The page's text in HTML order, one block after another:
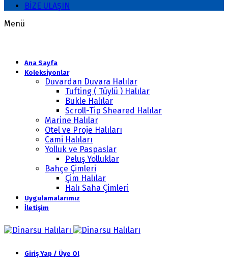
BİZE ULAŞIN
Menü
Ana Sayfa
Koleksiyonlar
Duvardan Duvara Halılar
Tufting ( Tüylü ) Halılar
Bukle Halılar
Scroll-Tip Sheared Halılar
Marine Halılar
Otel ve Proje Halıları
Cami Halıları
Yolluk ve Paspaslar
Peluş Yolluklar
Bahçe Çimleri
Çim Halılar
Halı Saha Çimleri
Uygulamalarımız
İletişim
Giriş Yap / Üye Ol